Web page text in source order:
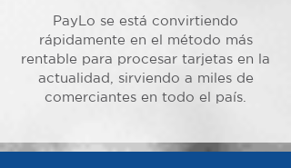
PayLo se está convirtiendo
rápidamente en el método más
rentable para procesar tarjetas en la
actualidad, sirviendo a miles de
comerciantes en todo el país.